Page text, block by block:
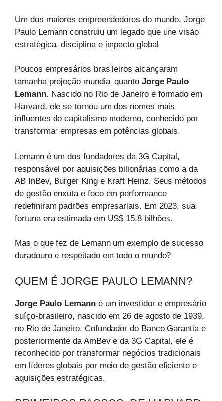
Um dos maiores empreendedores do mundo, Jorge
Paulo Lemann construiu um legado que une visão
estratégica, disciplina e impacto global
Poucos empresários brasileiros alcançaram
tamanha projeção mundial quanto Jorge Paulo
Lemann. Nascido no Rio de Janeiro e formado em
Harvard, ele se tornou um dos nomes mais
influentes do capitalismo moderno, conhecido por
transformar empresas em potências globais.
Lemann é um dos fundadores da 3G Capital,
responsável por aquisições bilionárias como a da
AB InBev, Burger King e Kraft Heinz. Seus métodos
de gestão enxuta e foco em performance
redefiniram padrões empresariais. Em 2023, sua
fortuna era estimada em US$ 15,8 bilhões.
Mas o que fez de Lemann um exemplo de sucesso
duradouro e respeitado em todo o mundo?
QUEM É JORGE PAULO LEMANN?
Jorge Paulo Lemann é um investidor e empresário
suíço-brasileiro, nascido em 26 de agosto de 1939,
no Rio de Janeiro. Cofundador do Banco Garantia e
posteriormente da AmBev e da 3G Capital, ele é
reconhecido por transformar negócios tradicionais
em líderes globais por meio de gestão eficiente e
aquisições estratégicas.